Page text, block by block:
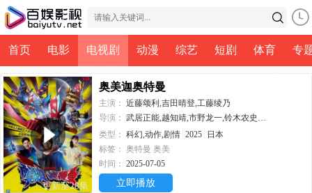
首页 电影 电视剧 动漫 综艺 短剧 体育 专
更新至28集
奥美迦奥特曼
主演： 近藤颂利,吉田晴登,工藤绫乃
导演： 武居正能,越知靖,市野龙一,铃木农史,田口清隆,辻本贵则
类型： 科幻,动作,剧情 2025
日本
标签：
奥特曼 奥美
时间： 2025-07-05
立即播放